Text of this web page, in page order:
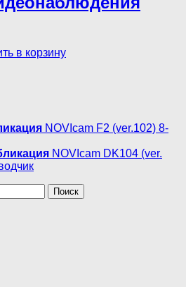
в корзину
NOVIcam F2 (ver.102) 8-
NOVIcam DK104 (ver.